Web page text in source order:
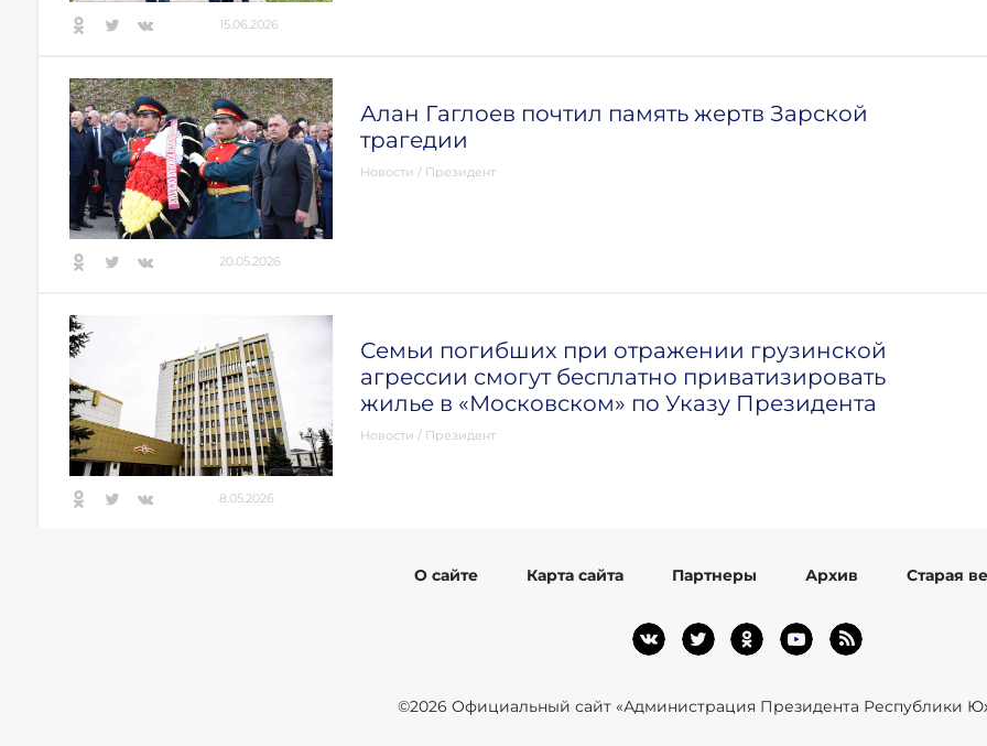
15.06.2026
Алан Гаглоев почтил память жертв Зарской
трагедии
Новости / Президент
20.05.2026
Семьи погибших при отражении грузинской
агрессии смогут бесплатно приватизировать
жилье в «Московском» по Указу Президента
Новости / Президент
8.05.2026
О сайте Карта сайта Партнеры Архив Старая
©2026 Официальный сайт «Администрация Президента Республики